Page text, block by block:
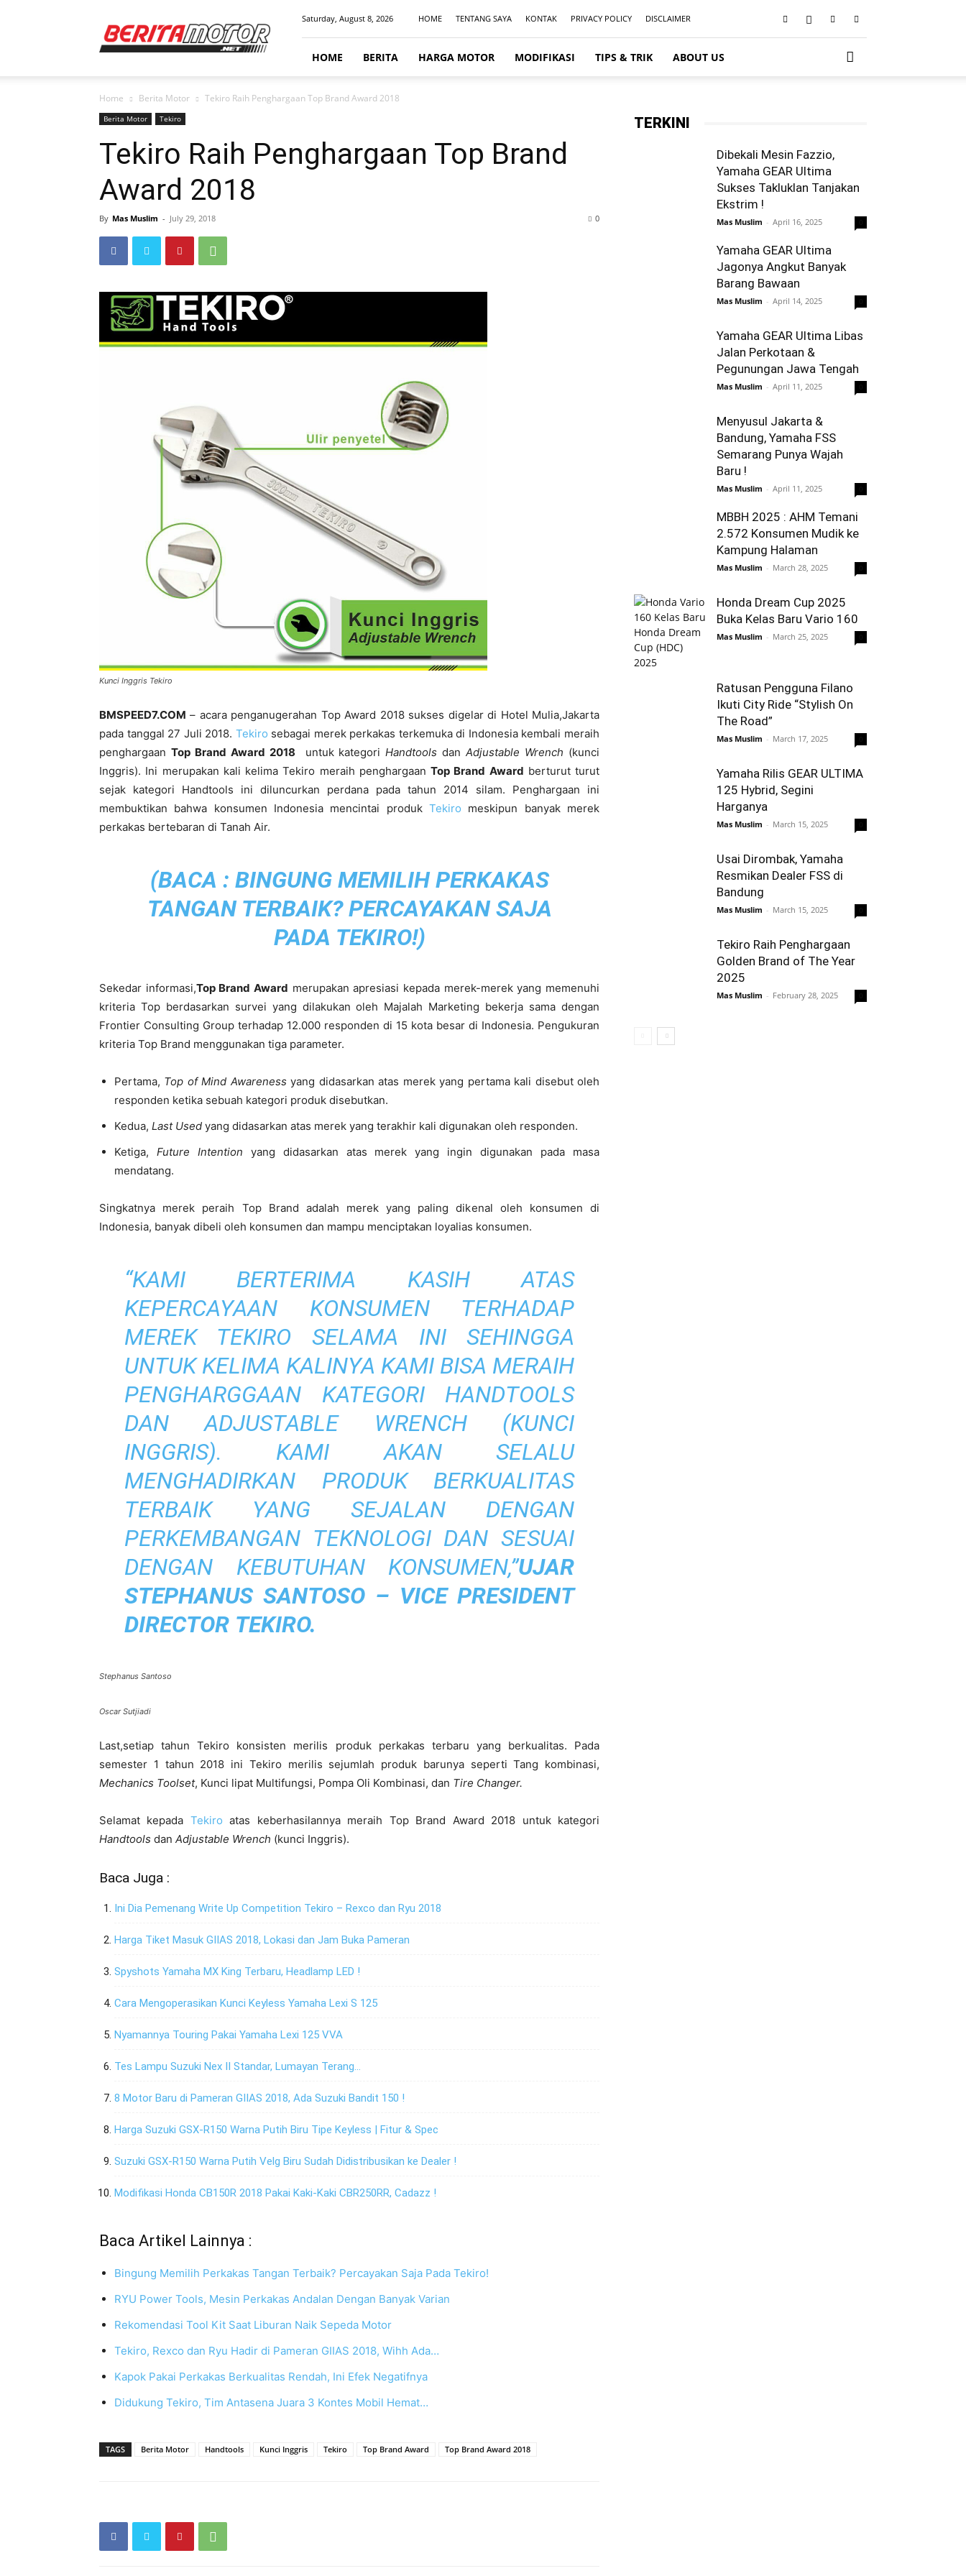
Saturday, August 8, 2026 HOME TENTANG SAYA KONTAK PRIVACY POLICY DISCLAIMER
HOME BERITA HARGA MOTOR MODIFIKASI TIPS & TRIK ABOUT US
Home Berita Motor Tekiro Raih Penghargaan Top Brand Award 2018
Berita Motor Tekiro
Tekiro Raih Penghargaan Top Brand
Award 2018
By Mas Muslim - July 29, 2018 0
Kunci Inggris Tekiro
BMSPEED7.COM – acara penganugerahan Top Award 2018 sukses digelar di Hotel Mulia,Jakarta
pada tanggal 27 Juli 2018. Tekiro sebagai merek perkakas terkemuka di Indonesia kembali meraih
penghargaan Top Brand Award 2018 untuk kategoriHandtools danAdjustable Wrench (kunci
Inggris). Ini merupakan kali kelima Tekiro meraih penghargaan Top Brand Award berturut turut
sejak kategori Handtools ini diluncurkan perdana pada tahun 2014 silam. Penghargaan ini
membuktikan bahwa konsumen Indonesia mencintai produk Tekiro meskipun banyak merek
perkakas bertebaran di Tanah Air.
(BACA : BINGUNG MEMILIH PERKAKAS
TANGAN TERBAIK? PERCAYAKAN SAJA
PADA TEKIRO!)
Sekedar informasi,Top Brand Award merupakan apresiasi kepada merek-merek yang memenuhi
kriteria Top berdasarkan survei yang dilakukan oleh Majalah Marketing bekerja sama dengan
Frontier Consulting Group terhadap 12.000 responden di 15 kota besar di Indonesia. Pengukuran
kriteria Top Brand menggunakan tiga parameter.
Pertama, Top of Mind Awareness yang didasarkan atas merek yang pertama kali disebut oleh
responden ketika sebuah kategori produk disebutkan.
Kedua, Last Used yang didasarkan atas merek yang terakhir kali digunakan oleh responden.
Ketiga, Future Intention yang didasarkan atas merek yang ingin digunakan pada masa
mendatang.
Singkatnya merek peraih Top Brand adalah merek yang paling dikenal oleh konsumen di
Indonesia, banyak dibeli oleh konsumen dan mampu menciptakan loyalias konsumen.
“KAMI BERTERIMA KASIH ATAS
KEPERCAYAAN KONSUMEN TERHADAP
MEREK TEKIRO SELAMA INI SEHINGGA
UNTUK KELIMA KALINYA KAMI BISA MERAIH
PENGHARGGAAN KATEGORI HANDTOOLS
DAN ADJUSTABLE WRENCH (KUNCI
INGGRIS). KAMI AKAN SELALU
MENGHADIRKAN PRODUK BERKUALITAS
TERBAIK YANG SEJALAN DENGAN
PERKEMBANGAN TEKNOLOGI DAN SESUAI
DENGAN KEBUTUHAN KONSUMEN,”UJAR
STEPHANUS SANTOSO – VICE PRESIDENT
DIRECTOR TEKIRO.
Stephanus Santoso
Oscar Sutjiadi
Last,setiap tahun Tekiro konsisten merilis produk perkakas terbaru yang berkualitas. Pada
semester 1 tahun 2018 ini Tekiro merilis sejumlah produk barunya seperti Tang kombinasi,
Mechanics Toolset, Kunci lipat Multifungsi, Pompa Oli Kombinasi, dan Tire Changer.
Selamat kepada Tekiro atas keberhasilannya meraih Top Brand Award 2018 untuk kategori
Handtools dan Adjustable Wrench (kunci Inggris).
Baca Juga :
Ini Dia Pemenang Write Up Competition Tekiro – Rexco dan Ryu 2018
Harga Tiket Masuk GIIAS 2018, Lokasi dan Jam Buka Pameran
Spyshots Yamaha MX King Terbaru, Headlamp LED !
Cara Mengoperasikan Kunci Keyless Yamaha Lexi S 125
Nyamannya Touring Pakai Yamaha Lexi 125 VVA
Tes Lampu Suzuki Nex II Standar, Lumayan Terang…
8 Motor Baru di Pameran GIIAS 2018, Ada Suzuki Bandit 150 !
Harga Suzuki GSX-R150 Warna Putih Biru Tipe Keyless | Fitur & Spec
Suzuki GSX-R150 Warna Putih Velg Biru Sudah Didistribusikan ke Dealer !
Modifikasi Honda CB150R 2018 Pakai Kaki-Kaki CBR250RR, Cadazz !
Baca Artikel Lainnya :
Bingung Memilih Perkakas Tangan Terbaik? Percayakan Saja Pada Tekiro!
RYU Power Tools, Mesin Perkakas Andalan Dengan Banyak Varian
Rekomendasi Tool Kit Saat Liburan Naik Sepeda Motor
Tekiro, Rexco dan Ryu Hadir di Pameran GIIAS 2018, Wihh Ada…
Kapok Pakai Perkakas Berkualitas Rendah, Ini Efek Negatifnya
Didukung Tekiro, Tim Antasena Juara 3 Kontes Mobil Hemat…
TAGS Berita Motor Handtools Kunci Inggris Tekiro Top Brand Award Top Brand Award 2018
TERKINI
Dibekali Mesin Fazzio,
Yamaha GEAR Ultima
Sukses Takluklan Tanjakan
Ekstrim !
Mas Muslim - April 16, 2025
Yamaha GEAR Ultima
Jagonya Angkut Banyak
Barang Bawaan
Mas Muslim - April 14, 2025
Yamaha GEAR Ultima Libas
Jalan Perkotaan &
Pegunungan Jawa Tengah
Mas Muslim - April 11, 2025
Menyusul Jakarta &
Bandung, Yamaha FSS
Semarang Punya Wajah
Baru !
Mas Muslim - April 11, 2025
MBBH 2025 : AHM Temani
2.572 Konsumen Mudik ke
Kampung Halaman
Mas Muslim - March 28, 2025
Honda Dream Cup 2025
Buka Kelas Baru Vario 160
Mas Muslim - March 25, 2025
Ratusan Pengguna Filano
Ikuti City Ride “Stylish On
The Road”
Mas Muslim - March 17, 2025
Yamaha Rilis GEAR ULTIMA
125 Hybrid, Segini
Harganya
Mas Muslim - March 15, 2025
Usai Dirombak, Yamaha
Resmikan Dealer FSS di
Bandung
Mas Muslim - March 15, 2025
Tekiro Raih Penghargaan
Golden Brand of The Year
2025
Mas Muslim - February 28, 2025